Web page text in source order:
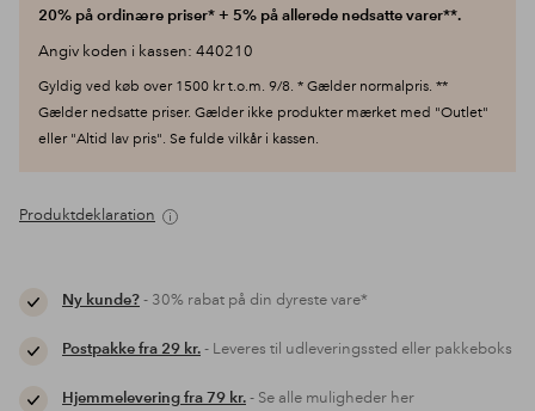
20% på ordinære priser* + 5% på allerede nedsatte varer**.
Angiv koden i kassen: 440210
Gyldig ved køb over 1500 kr t.o.m. 9/8. * Gælder normalpris. **
Gælder nedsatte priser. Gælder ikke produkter mærket med "Outlet"
eller "Altid lav pris". Se fulde vilkår i kassen.
Produktdeklaration
Ny kunde?- 30% rabat på din dyreste vare*
Postpakke fra 29 kr.- Leveres til udleveringssted eller pakkeboks
Hjemmelevering fra 79 kr.- Se alle muligheder her